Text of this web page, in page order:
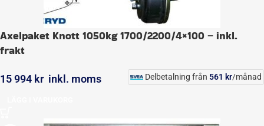
Axelpaket Knott 1050kg 1700/2200/4×100 – inkl.
frakt
15 994 kr inkl. moms Delbetalning från 561 kr/månad